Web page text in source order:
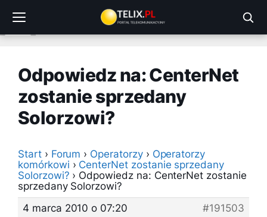
treści
Odpowiedz na: CenterNet
zostanie sprzedany
Solorzowi?
Start › Forum › Operatorzy › Operatorzy
komórkowi › CenterNet zostanie sprzedany
Solorzowi? › Odpowiedz na: CenterNet zostanie
sprzedany Solorzowi?
4 marca 2010 o 07:20
#191503